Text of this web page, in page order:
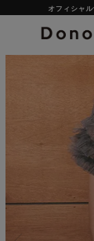
オフィシャ